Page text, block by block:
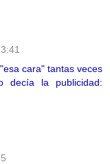
cara" tantas veces
decía la publicidad: